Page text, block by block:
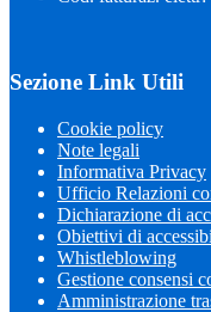
Sezione Link Utili
Cookie policy
Note legali
Informativa Privacy
Ufficio Relazioni
Dichiarazione di
Obiettivi di
Whistleblowing
Gestione consensi
Amministrazione